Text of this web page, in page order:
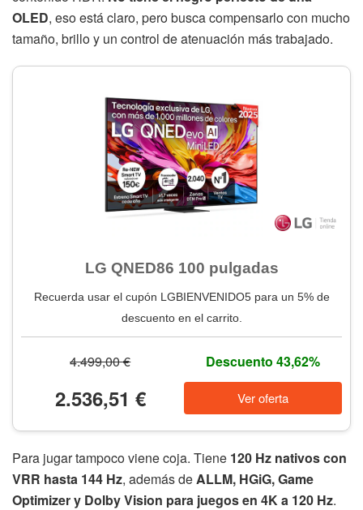
OLED, eso está claro, pero busca compensarlo con mucho
tamaño, brillo y un control de atenuación más trabajado.
LG QNED86 100 pulgadas
Recuerda usar el cupón LGBIENVENIDO5 para un 5% de
descuento en el carrito.
4.499,00 € Descuento 43,62%
2.536,51 € Ver oferta
Para jugar tampoco viene coja. Tiene 120 Hz nativos con
VRR hasta 144 Hz, además deALLM, HGiG, Game
Optimizer y Dolby Vision para juegos en 4K a 120 Hz.